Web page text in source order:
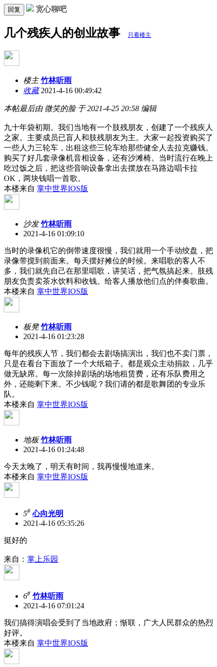
回复 宽心聊吧
几个残疾人的创业故事 只看楼主
楼主 竹林听雨
收藏2021-4-16 00:49:42
本帖最后由 微笑的脸 于 2021-4-25 20:58 编辑
九十年袋初期。我们当地有一个肢残朋友，创建了一个残疾人
之家。主要成员已盲人和肢残朋友为主。大家一起投资购买了
一些人力三轮车，出租这些三轮车给那些健全人去拉克赚钱。
购买了好几套录像机音相设备，还有沙滩椅。当时流行在晚上
吃过饭之后，把这些音响设备拿出去摆放在马路边唱卡拉
OK，两块钱唱一首歌。
本楼来自 掌中世界IOS版
沙发 竹林听雨
2021-4-16 01:09:10
当时的录像机它的倒带速度很慢，我们就用一个手动绞盘，把
录像带搅到前面来。每天摆好摊位的时候。来唱歌的客人不
多，我们就先自己在那里唱歌，讲笑话，把气氛搞起来。肢残
朋友负责卖茶水饮料和收钱。给客人播放他们点的伴奏歌曲。
本楼来自 掌中世界IOS版
板凳 竹林听雨
2021-4-16 01:23:28
每年的残疾人节，我们都会去剧场搞演出，我们也不卖门票，
只是在看台下面放了一个大纸箱子。都是观众主动捐款，几乎
做无缺席。每一次除掉剧场的场地租赁费，还有乐队费用之
外，还能剩下来。不少钱呢？我们请的都是歌舞团的专业乐
队。
本楼来自 掌中世界IOS版
地板 竹林听雨
2021-4-16 01:24:48
今天太晚了，明天有时间，我再慢慢地道来。
本楼来自 掌中世界IOS版
5# 心向光明
2021-4-16 05:35:26
挺好的
来自： 掌上乐园
6# 竹林听雨
2021-4-16 07:01:24
我们搞得演唱会受到了当地政府；惭联，广大人民群众的热烈
好评。
本楼来自 掌中世界IOS版